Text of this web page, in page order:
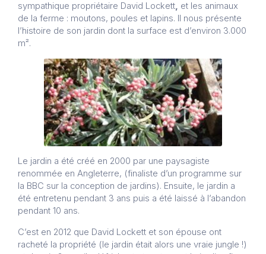
sympathique propriétaire David Lockett, et les animaux
de la ferme : moutons, poules et lapins. Il nous présente
l’histoire de son jardin dont la surface est d’environ 3.000
m².
Le jardin a été créé en 2000 par une paysagiste
renommée en Angleterre, (finaliste d’un programme sur
la BBC sur la conception de jardins). Ensuite, le jardin a
été entretenu pendant 3 ans puis a été laissé à l’abandon
pendant 10 ans.
C’est en 2012 que David Lockett et son épouse ont
racheté la propriété (le jardin était alors une vraie jungle !)